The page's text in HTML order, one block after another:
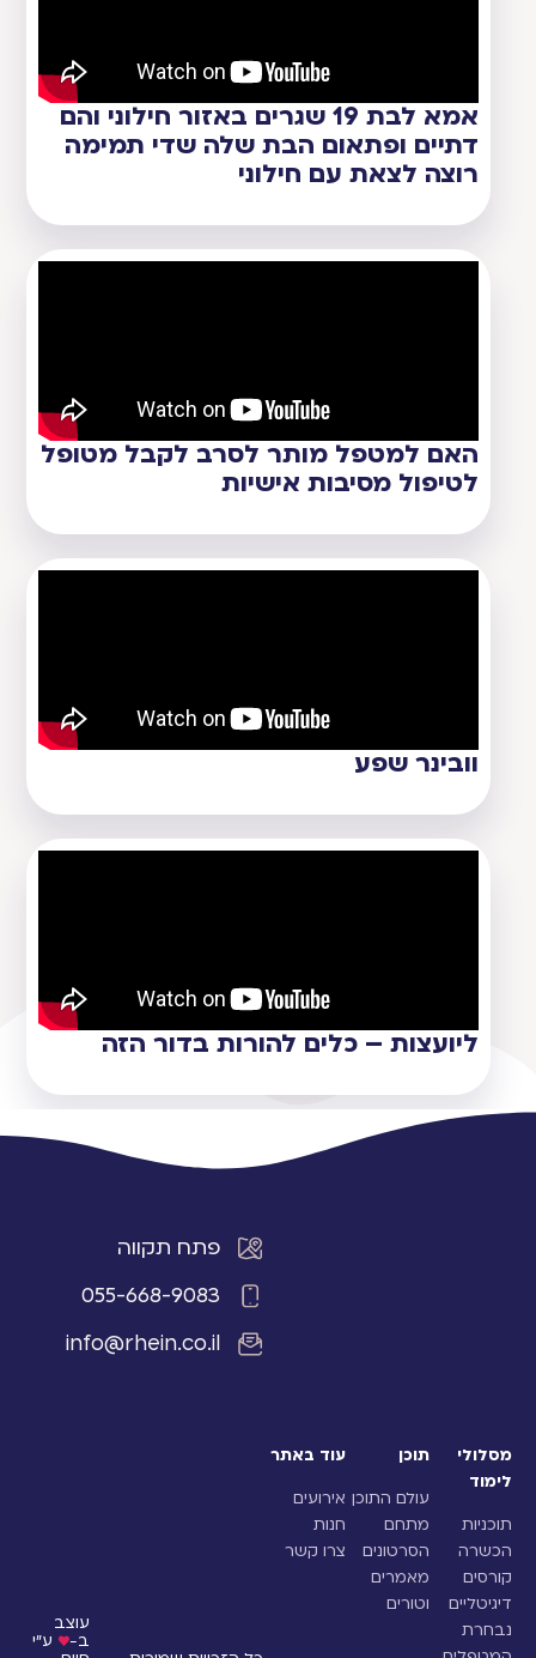
אמא לבת 19 שגרים באזור חילוני והם
דתיים ופתאום הבת שלה שדי תמימה
רוצה לצאת עם חילוני
האם למטפל מותר לסרב לקבל מטופל
לטיפול מסיבות אישיות
וובינר שפע
ליועצות – כלים להורות בדור הזה
פתח תקווה
055-668-9083
info@rhein.co.il
מסלולי
לימוד
תוכניות
הכשרה
קורסים
דיגיטליים
נבחרת
תוכן
עולם התוכן
מתחם
הסרטונים
מאמרים
וטורים
עוד באתר
אירועים
חנות
צרו קשר
עוצב
ב-♥ ע"י